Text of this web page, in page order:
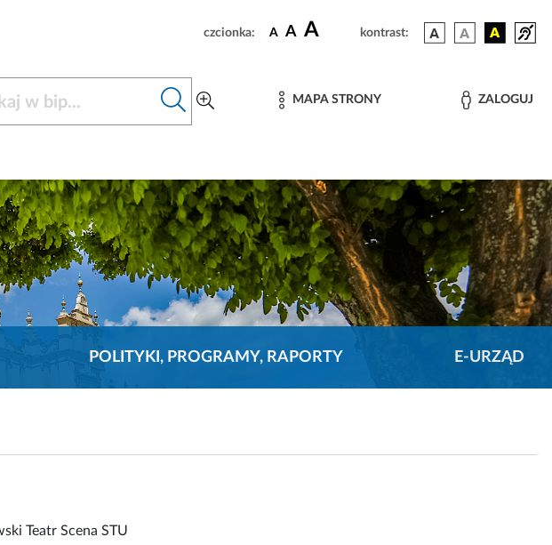
czcionka: A A A kontrast:
MAPA STRONY ZALOGUJ
POLITYKI, PROGRAMY, RAPORTY E-URZĄD
Teatr Scena STU